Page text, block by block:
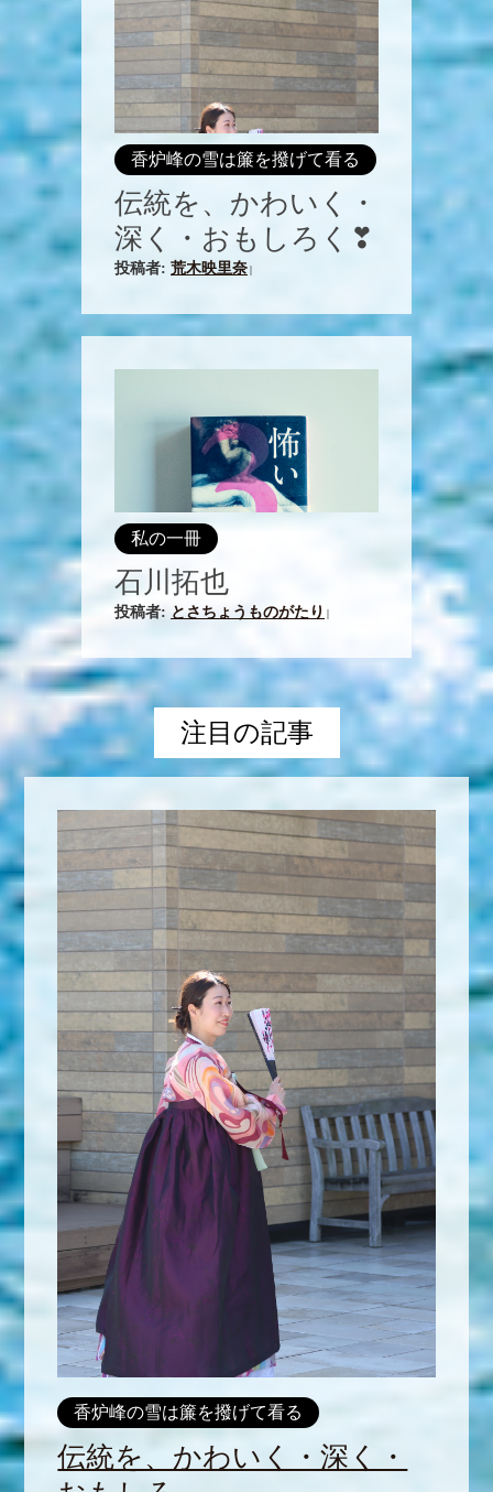
香炉峰の雪は簾を撥げて看る
伝統を、かわいく・
深く・おもしろく❣
投稿者: 荒木映里奈
私の一冊
石川拓也
投稿者: とさちょうものがたり
注目の記事
香炉峰の雪は簾を撥げて看る
伝統を、かわいく・深く・